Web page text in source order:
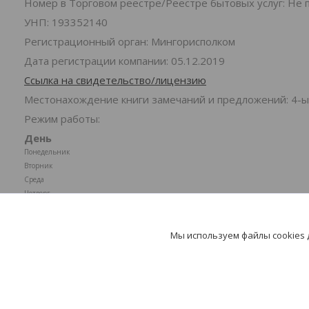
Номер в Торговом реестре/Реестре бытовых услуг: Не
УНП: 193352140
Регистрационный орган: Мингорисполком
Дата регистрации компании: 05.12.2019
Ссылка на свидетельство/лицензию
Местонахождение книги замечаний и предложений: 4-
Режим работы:
День
Понедельник
Вторник
Среда
Четверг
Мы используем файлы cookies